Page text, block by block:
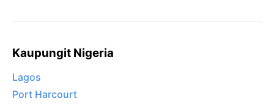
Kaupungit Nigeria
Lagos
Port Harcourt